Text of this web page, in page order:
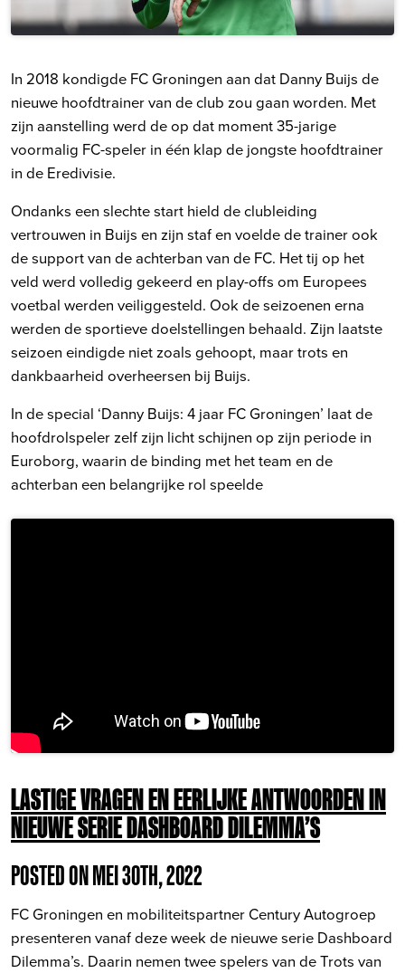
In 2018 kondigde FC Groningen aan dat Danny Buijs de
nieuwe hoofdtrainer van de club zou gaan worden. Met
zijn aanstelling werd de op dat moment 35-jarige
voormalig FC-speler in één klap de jongste hoofdtrainer
in de Eredivisie.
Ondanks een slechte start hield de clubleiding
vertrouwen in Buijs en zijn staf en voelde de trainer ook
de support van de achterban van de FC. Het tij op het
veld werd volledig gekeerd en play-offs om Europees
voetbal werden veiliggesteld. Ook de seizoenen erna
werden de sportieve doelstellingen behaald. Zijn laatste
seizoen eindigde niet zoals gehoopt, maar trots en
dankbaarheid overheersen bij Buijs.
In de special ‘Danny Buijs: 4 jaar FC Groningen’ laat de
hoofdrolspeler zelf zijn licht schijnen op zijn periode in
Euroborg, waarin de binding met het team en de
achterban een belangrijke rol speelde
LASTIGE VRAGEN EN EERLIJKE ANTWOORDEN IN
NIEUWE SERIE DASHBOARD DILEMMA’S
POSTED ON MEI 30TH, 2022
FC Groningen en mobiliteitspartner Century Autogroep
presenteren vanaf deze week de nieuwe serie Dashboard
Dilemma’s. Daarin nemen twee spelers van de Trots van